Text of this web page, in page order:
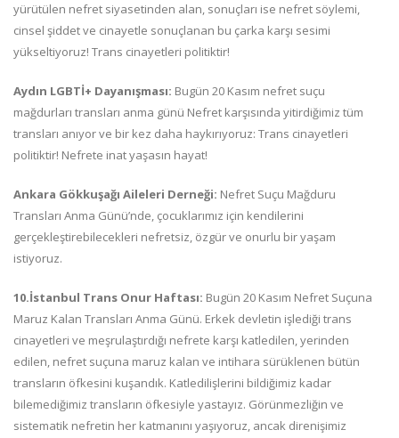
yürütülen nefret siyasetinden alan, sonuçları ise nefret söylemi,
cinsel şiddet ve cinayetle sonuçlanan bu çarka karşı sesimi
yükseltiyoruz! Trans cinayetleri politiktir!
Aydın LGBTİ+ Dayanışması: Bugün 20 Kasım nefret suçu
mağdurları transları anma günü Nefret karşısında yitirdiğimiz tüm
transları anıyor ve bir kez daha haykırıyoruz: Trans cinayetleri
politiktir! Nefrete inat yaşasın hayat!
Ankara Gökkuşağı Aileleri Derneği: Nefret Suçu Mağduru
Transları Anma Günü’nde, çocuklarımız için kendilerini
gerçekleştirebilecekleri nefretsiz, özgür ve onurlu bir yaşam
istiyoruz.
10.İstanbul Trans Onur Haftası: Bugün 20 Kasım Nefret Suçuna
Maruz Kalan Transları Anma Günü. Erkek devletin işlediği trans
cinayetleri ve meşrulaştırdığı nefrete karşı katledilen, yerinden
edilen, nefret suçuna maruz kalan ve intihara sürüklenen bütün
transların öfkesini kuşandık. Katledilişlerini bildiğimiz kadar
bilemediğimiz transların öfkesiyle yastayız. Görünmezliğin ve
sistematik nefretin her katmanını yaşıyoruz, ancak direnişimiz